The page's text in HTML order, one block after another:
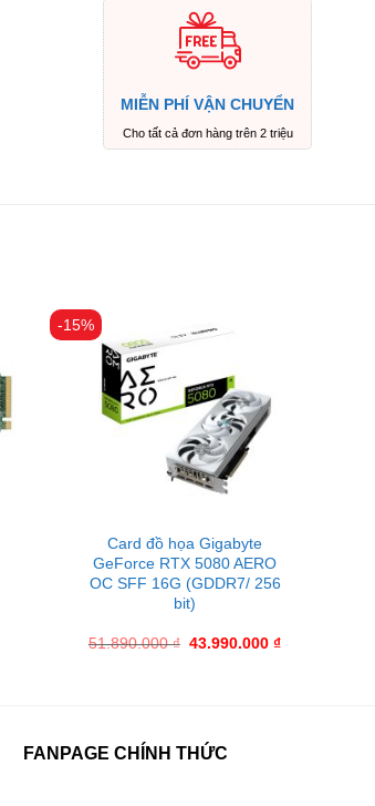
MIỄN PHÍ VẬN CHUYỂN
Cho tất cả đơn hàng trên 2 triệu
-15%
Card đồ họa Gigabyte
GeForce RTX 5080 AERO
OC SFF 16G (GDDR7/ 256
bit)
51.890.000₫ 43.990.000₫
FANPAGE CHÍNH THỨC